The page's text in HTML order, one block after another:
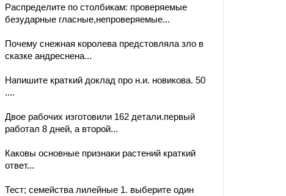
Распределите по столбикам: проверяемые
безударные гласные,непроверяемые...
Почему снежная королева предстовляла зло в
сказке андреснена...
Напишите краткий доклад про н.и. новикова. 50
....
Двое рабочих изготовили 162 детали.первый
работал 8 дней, а второй...
Каковы основные признаки растений краткий
ответ...
Тест; семейства лилейные 1. выберите один